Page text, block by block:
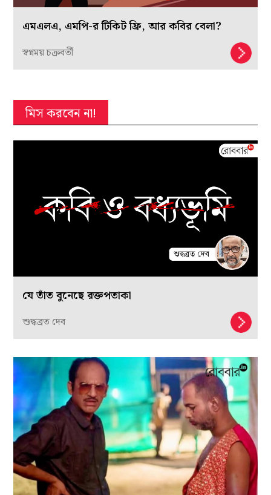
এমএলএ, এমপি-র টিকিট ফ্রি, আর কবির বেলা?
স্বপ্নময় চক্রবর্তী
মিস করবেন না!
যে তাঁত বুনেছে রক্তপতাকা
শুদ্ধব্রত দেব